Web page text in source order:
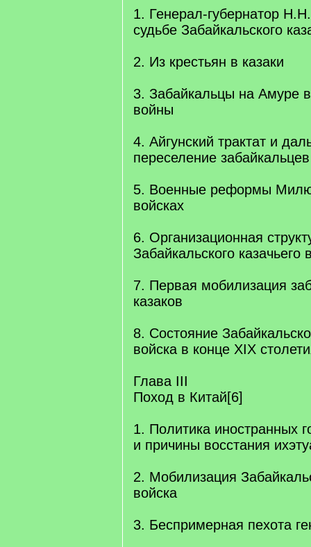
1. Генерал-губернатор
судьбе Забайкальского
2. Из крестьян в казаки
3. Забайкальцы на Амуре
войны
4. Айгунский трактат и
переселение
5. Военные реформы
войсках
6. Организационная
Забайкальского казачьего
7. Первая мобилизация
казаков
8. Состояние
войска в конце XIX
Глава III
Поход в Китай[6]
1. Политика иностранных
и причины восстания
2. Мобилизация
войска
3. Беспримерная пехота